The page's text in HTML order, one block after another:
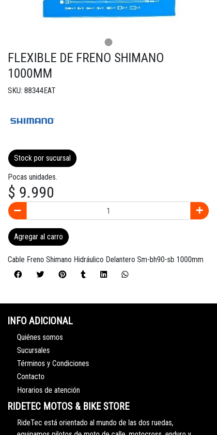
FLEXIBLE DE FRENO SHIMANO
1000MM
SKU: 88344EAT
Stock por sucursal
Pocas unidades.
$ 9.990
Agregar al carro
Cable Freno Shimano Hidráulico Delantero Sm-bh90-sb 1000mm
INFO ADICIONAL
Quiénes somos
Sucursales
Términos y Condiciones
Contacto
Horarios de atención
RIDETEC MOTOS & BIKE STORE
RideTec está orientado al mundo de las dos ruedas,